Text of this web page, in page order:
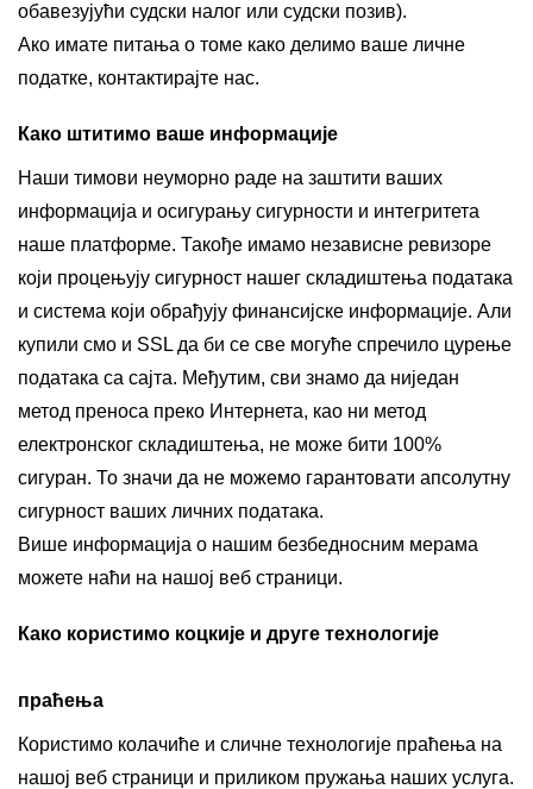
обавезујући судски налог или судски позив).
Ако имате питања о томе како делимо ваше личне
податке, контактирајте нас.
Како штитимо ваше информације
Наши тимови неуморно раде на заштити ваших
информација и осигурању сигурности и интегритета
наше платформе. Такође имамо независне ревизоре
који процењују сигурност нашег складиштења података
и система који обрађују финансијске информације. Али
купили смо и SSL да би се све могуће спречило цурење
података са сајта. Међутим, сви знамо да ниједан
метод преноса преко Интернета, као ни метод
електронског складиштења, не може бити 100%
сигуран. То значи да не можемо гарантовати апсолутну
сигурност ваших личних података.
Више информација о нашим безбедносним мерама
можете наћи на нашој веб страници.
Како користимо коцкије и друге технологије
праћења
Користимо колачиће и сличне технологије праћења на
нашој веб страници и приликом пружања наших услуга.